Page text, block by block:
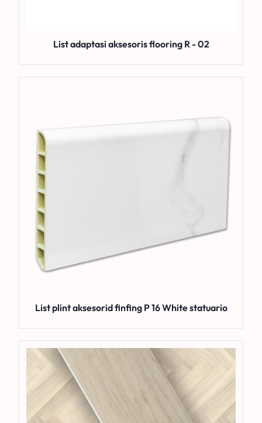
List adaptasi aksesoris flooring R - 02
List plint aksesorid finfing P 16 White statuario